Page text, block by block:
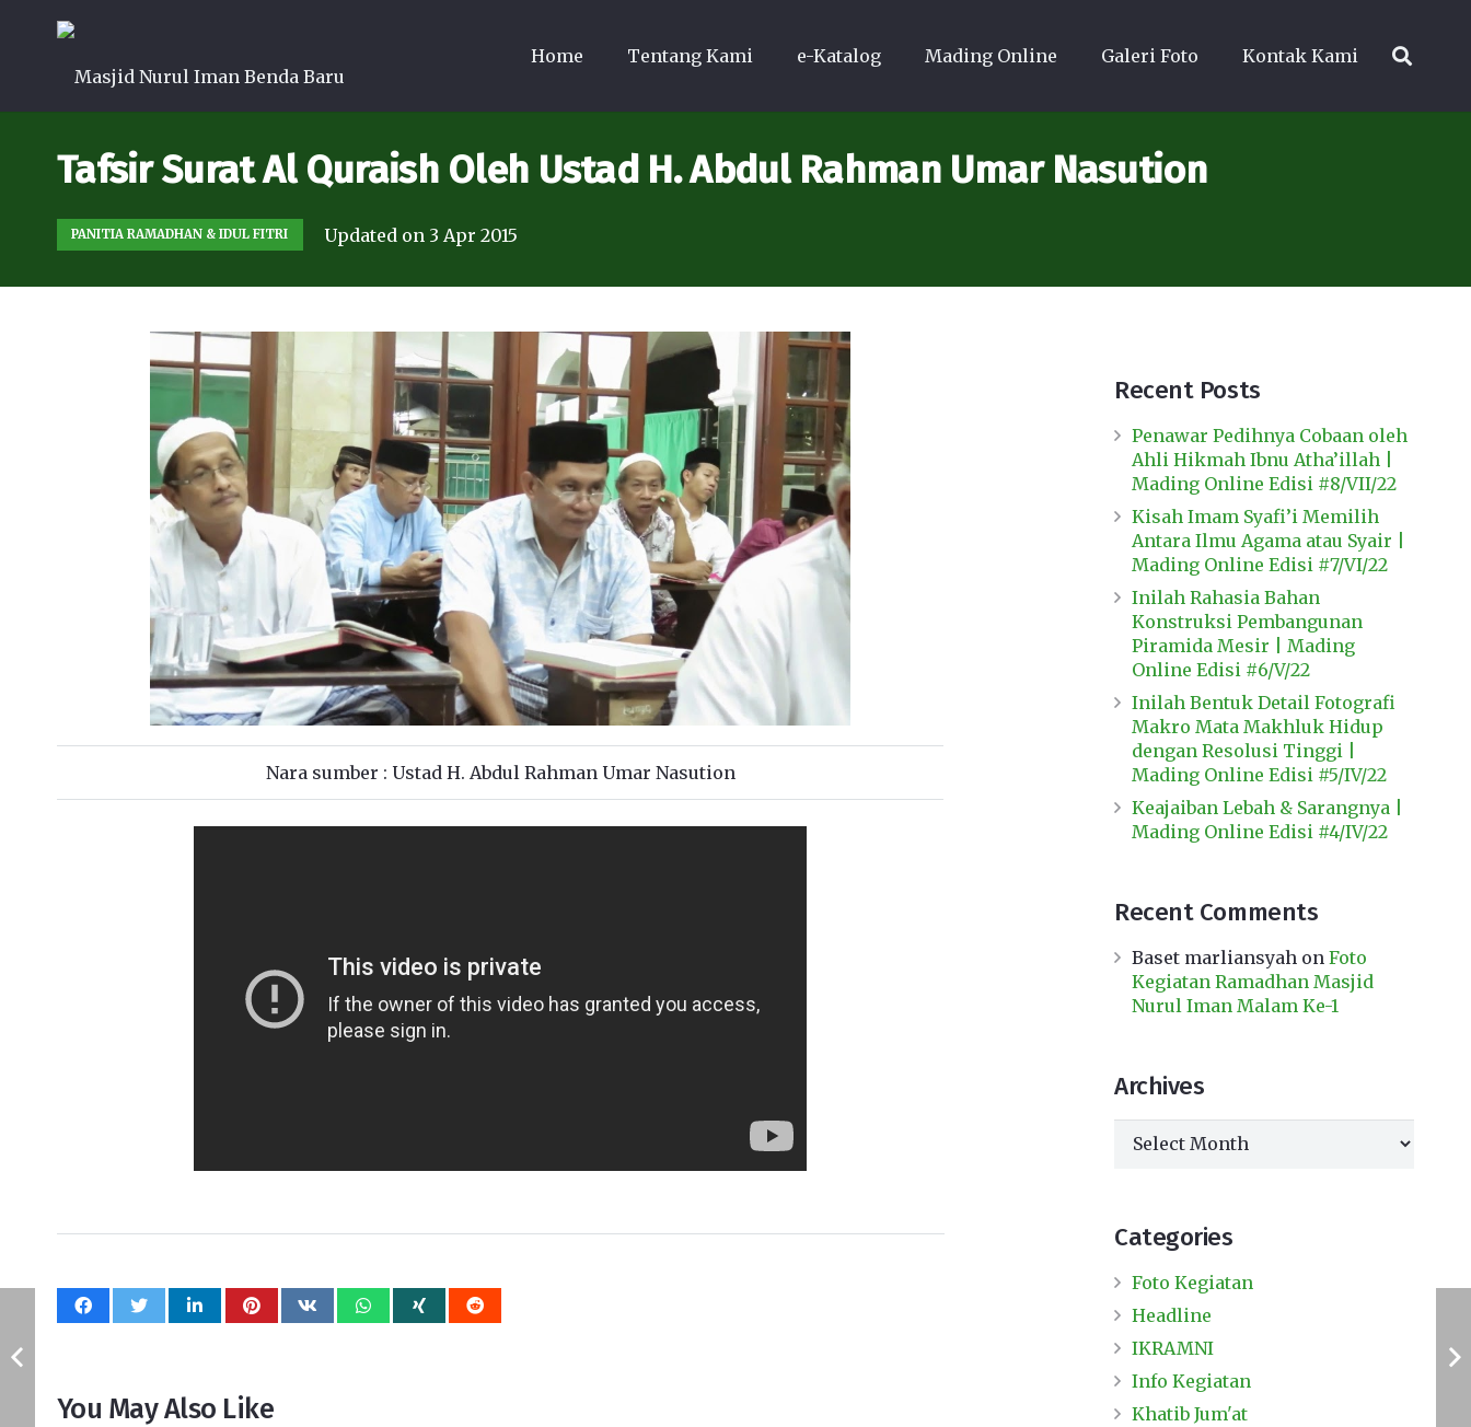
Home Tentang Kami e-Katalog Mading Online Galeri Foto Kontak Kami
Tafsir Surat Al Quraish Oleh Ustad H. Abdul Rahman Umar Nasution
PANITIA RAMADHAN & IDUL FITRI Updated on 3 Apr 2015
Nara sumber : Ustad H. Abdul Rahman Umar Nasution
You May Also Like
Recent Posts
Penawar Pedihnya Cobaan oleh
Ahli Hikmah Ibnu Atha’illah |
Mading Online Edisi #8/VII/22
Kisah Imam Syafi’i Memilih
Antara Ilmu Agama atau Syair |
Mading Online Edisi #7/VI/22
Inilah Rahasia Bahan
Konstruksi Pembangunan
Piramida Mesir | Mading
Online Edisi #6/V/22
Inilah Bentuk Detail Fotografi
Makro Mata Makhluk Hidup
dengan Resolusi Tinggi |
Mading Online Edisi #5/IV/22
Keajaiban Lebah & Sarangnya |
Mading Online Edisi #4/IV/22
Recent Comments
Baset marliansyahon Foto
Kegiatan Ramadhan Masjid
Nurul Iman Malam Ke-1
Archives
Archives
Categories
Foto Kegiatan
Headline
IKRAMNI
Info Kegiatan
Khatib Jum'at